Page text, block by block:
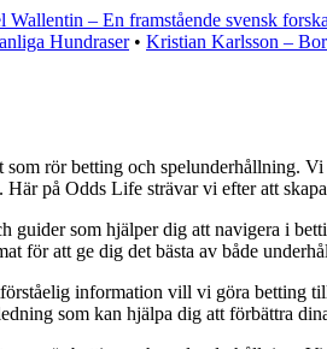
Wallentin – En framstående svensk
Hundraser• Kristian Karlsson –
rör betting och spelunderhållning.
Här på Odds Life strävar vi efter att
guider som hjälper dig att navigera i
för att ge dig det bästa av både
information vill vi göra betting
som kan hjälpa dig att förbättra